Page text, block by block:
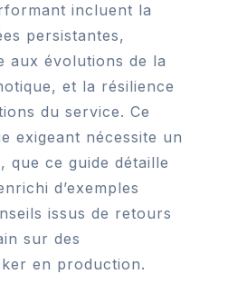
incluent la
persistantes,
aux évolutions de la
et la résilience
du service. Ce
exigeant nécessite un
que ce guide détaille
d’exemples
issus de retours
sur des
en production.